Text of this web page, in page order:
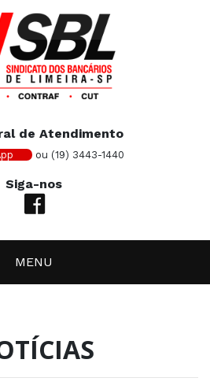
de Atendimento
ou (19) 3443-1440
Siga-nos
MENU